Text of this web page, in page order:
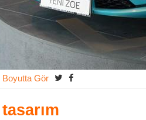
Boyutta Gör
tasarım